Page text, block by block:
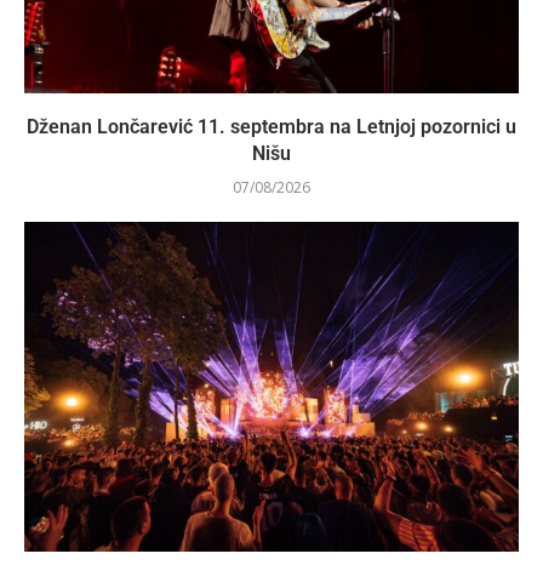
Dženan Lončarević 11. septembra na Letnjoj pozornici u
Nišu
07/08/2026